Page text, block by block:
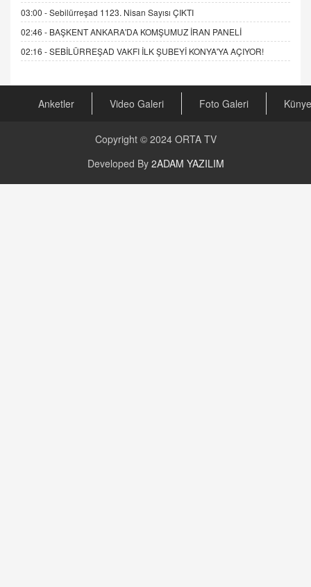
03:00 -Sebilürreşad 1123. Nisan Sayısı ÇIKTI
02:46 - BAŞKENT ANKARA'DA KOMŞUMUZ İRAN PANELİ
02:16 -SEBİLÜRREŞAD VAKFI İLK ŞUBEYİ KONYA'YA AÇIYOR!
Anketler Video Galeri Foto Galeri Künye
Copyright © 2024 ORTA TV
Developed By 2ADAM YAZILIM